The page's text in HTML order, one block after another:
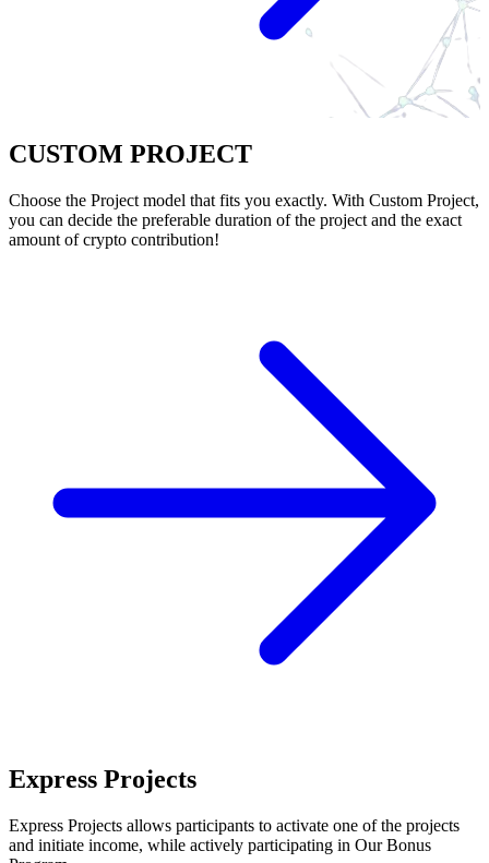
CUSTOM PROJECT
Choose the Project model that fits you exactly. With Custom Project,
you can decide the preferable duration of the project and the exact
amount of crypto contribution!
Express Projects
Express Projects allows participants to activate one of the projects
and initiate income, while actively participating in Our Bonus